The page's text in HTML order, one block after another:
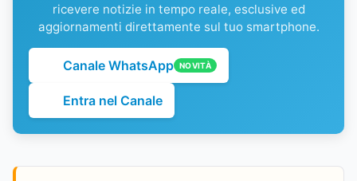
ricevere notizie in tempo reale, esclusive ed
aggiornamenti direttamente sul tuo smartphone.
Canale WhatsApp NOVITÀ
Entra nel Canale